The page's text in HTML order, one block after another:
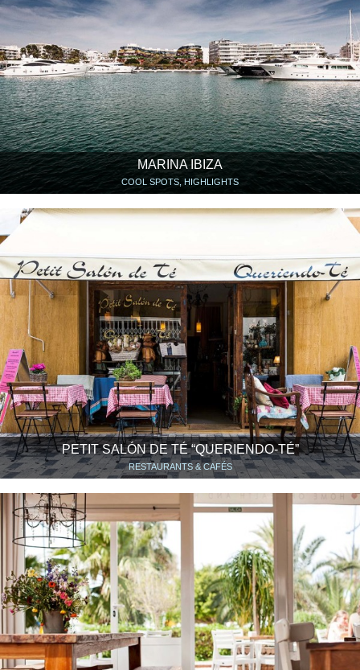
MARINA IBIZA
COOL SPOTS, HIGHLIGHTS
PETIT SALÓN DE TÉ “QUERIENDO-TÉ”
RESTAURANTS & CAFÉS